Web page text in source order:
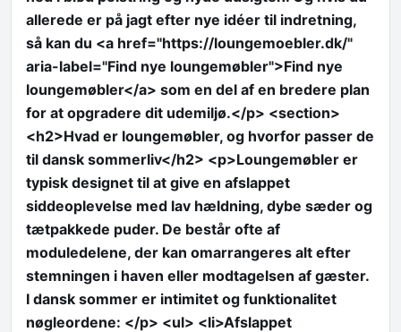
allerede er på jagt efter nye idéer til indretning,
så kan du <a href="https://loungemoebler.dk/"
aria-label="Find nye loungemøbler">Find nye
loungemøbler</a> som en del af en bredere plan
for at opgradere dit udemiljø.</p> <section>
<h2>Hvad er loungemøbler, og hvorfor passer de
til dansk sommerliv</h2> <p>Loungemøbler er
typisk designet til at give en afslappet
siddeoplevelse med lav hældning, dybe sæder og
tætpakkede puder. De består ofte af
moduledelene, der kan omarrangeres alt efter
stemningen i haven eller modtagelsen af gæster.
I dansk sommer er intimitet og funktionalitet
nøgleordene: </p> <ul> <li>Afslappet